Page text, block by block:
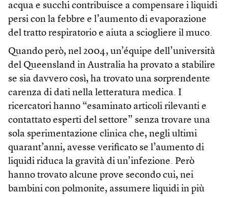
acqua e succhi contribuisce a compensare i liquidi
persi con la febbre e l’aumento di evaporazione
del tratto respiratorio e aiuta a sciogliere il muco.
Quando però, nel 2004, un’équipe dell’università
del Queensland in Australia ha provato a stabilire
se sia davvero così, ha trovato una sorprendente
carenza di dati nella letteratura medica. I
ricercatori hanno “esaminato articoli rilevanti e
contattato esperti del settore” senza trovare una
sola sperimentazione clinica che, negli ultimi
quarant’anni, avesse verificato se l’aumento di
liquidi riduca la gravità di un’infezione. Però
hanno trovato alcune prove secondo cui, nei
bambini con polmonite, assumere liquidi in più